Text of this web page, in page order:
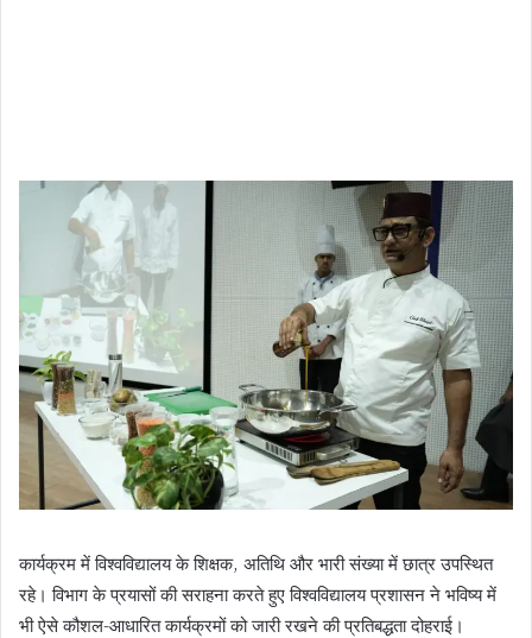
कार्यक्रम में विश्वविद्यालय के शिक्षक, अतिथि और भारी संख्या में छात्र उपस्थित
रहे। विभाग के प्रयासों की सराहना करते हुए विश्वविद्यालय प्रशासन ने भविष्य में
भी ऐसे कौशल-आधारित कार्यक्रमों को जारी रखने की प्रतिबद्धता दोहराई।